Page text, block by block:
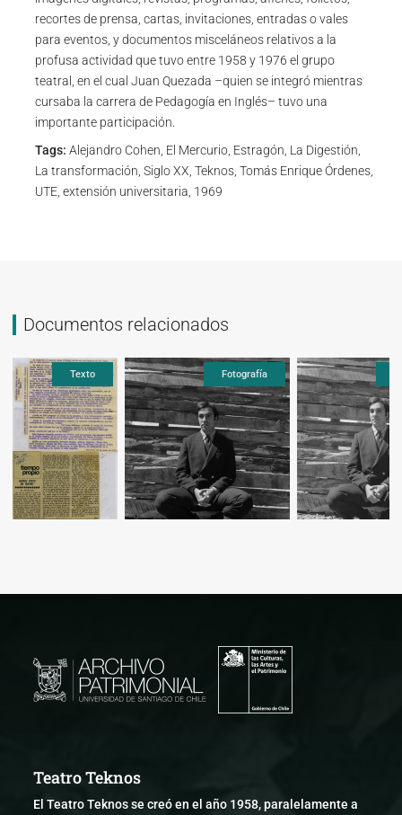
recortes de prensa, cartas, invitaciones, entradas o vales
para eventos, y documentos misceláneos relativos a la
profusa actividad que tuvo entre 1958 y 1976 el grupo
teatral, en el cual Juan Quezada –quien se integró mientras
cursaba la carrera de Pedagogía en Inglés– tuvo una
importante participación.
Tags: Alejandro Cohen, El Mercurio, Estragón, La Digestión,
La transformación, Siglo XX, Teknos, Tomás Enrique Órdenes,
UTE, extensión universitaria, 1969
Documentos relacionados
Fotografía Fotografía
Teatro Teknos
El Teatro Teknos se creó en el año 1958, paralelamente a